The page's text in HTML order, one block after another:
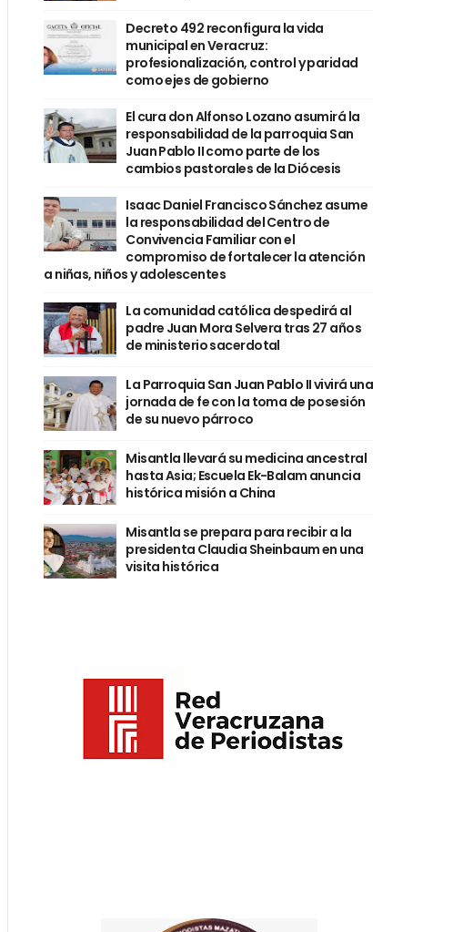
Decreto 492 reconfigura la vida
municipal en Veracruz:
profesionalización, control y paridad
como ejes de gobierno
El cura don Alfonso Lozano asumirá la
responsabilidad de la parroquia San
Juan Pablo II como parte de los
cambios pastorales de la Diócesis
Isaac Daniel Francisco Sánchez asume
la responsabilidad del Centro de
Convivencia Familiar con el
compromiso de fortalecer la atención
a niñas, niños y adolescentes
La comunidad católica despedirá al
padre Juan Mora Selvera tras 27 años
de ministerio sacerdotal
La Parroquia San Juan Pablo II vivirá una
jornada de fe con la toma de posesión
de su nuevo párroco
Misantla llevará su medicina ancestral
hasta Asia; Escuela Ek-Balam anuncia
histórica misión a China
Misantla se prepara para recibir a la
presidenta Claudia Sheinbaum en una
visita histórica